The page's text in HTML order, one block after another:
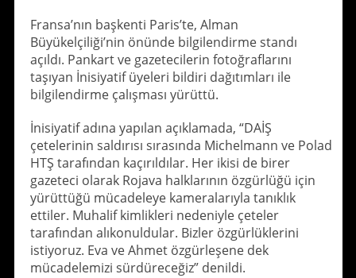
Fransa’nın başkenti Paris’te, Alman
Büyükelçiliği’nin önünde bilgilendirme standı
açıldı. Pankart ve gazetecilerin fotoğraflarını
taşıyan İnisiyatif üyeleri bildiri dağıtımları ile
bilgilendirme çalışması yürüttü.
İnisiyatif adına yapılan açıklamada, “DAİŞ
çetelerinin saldırısı sırasında Michelmann ve Polad
HTŞ tarafından kaçırıldılar. Her ikisi de birer
gazeteci olarak Rojava halklarının özgürlüğü için
yürüttüğü mücadeleye kameralarıyla tanıklık
ettiler. Muhalif kimlikleri nedeniyle çeteler
tarafından alıkonuldular. Bizler özgürlüklerini
istiyoruz. Eva ve Ahmet özgürleşene dek
mücadelemizi sürdüreceğiz” denildi.